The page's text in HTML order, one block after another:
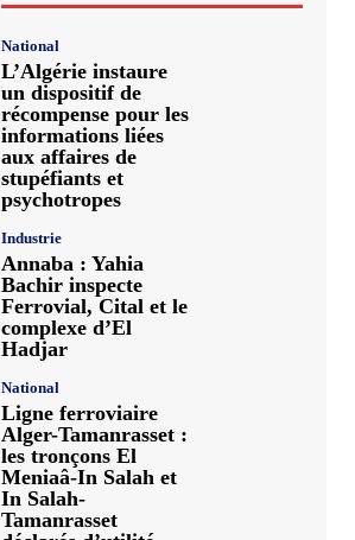
National
L’Algérie instaure
un dispositif de
récompense pour les
informations liées
aux affaires de
stupéfiants et
psychotropes
Industrie
Annaba : Yahia
Bachir inspecte
Ferrovial, Cital et le
complexe d’El
Hadjar
National
Ligne ferroviaire
Alger-Tamanrasset :
les tronçons El
Meniaâ-In Salah et
In Salah-
Tamanrasset